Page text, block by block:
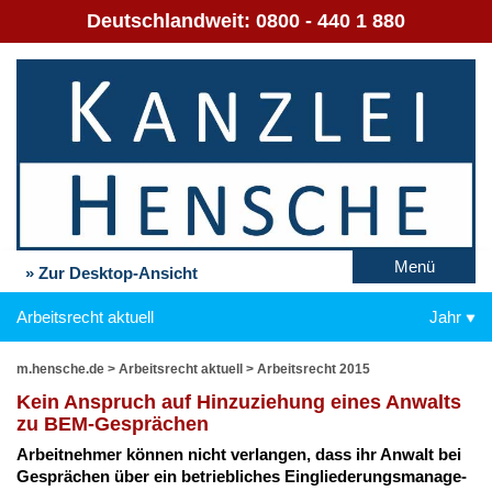
Deutschlandweit: 0800 - 440 1 880
» Zur Desktop-Ansicht Menü
Arbeitsrecht aktuell Jahr
m.hensche.de > Arbeitsrecht aktuell > Arbeitsrecht 2015
Kein An­spruch auf Hin­zu­zie­hung ei­nes An­walts
zu BEM-Ge­sprä­chen
Ar­beit­neh­mer kön­nen nicht ver­lan­gen, dass ihr An­walt bei
Ge­sprä­chen über ein be­trieb­li­ches Ein­glie­de­rungs­ma­nage­